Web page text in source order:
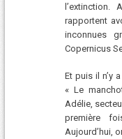
l’extinction.
rapportent
inconnues
Copernicus
Et puis il n’y
« Le
Adélie,
première
Aujourd’hui,